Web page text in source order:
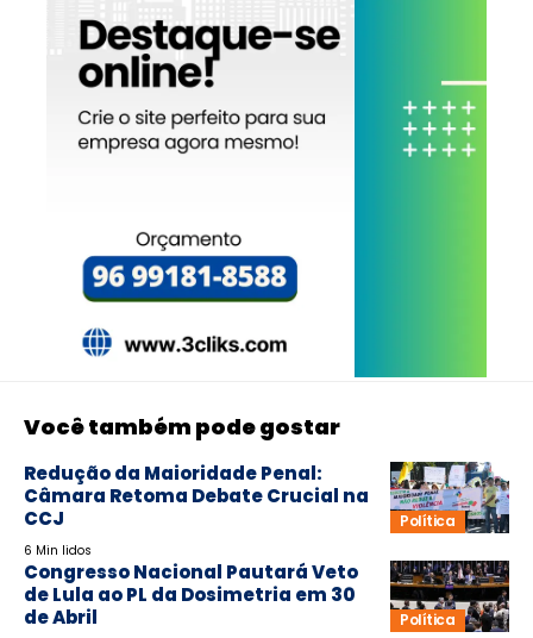
Você também pode gostar
Política
Redução da Maioridade Penal:
Câmara Retoma Debate Crucial na
CCJ
6 Min lidos
Política
Congresso Nacional Pautará Veto
de Lula ao PL da Dosimetria em 30
de Abril